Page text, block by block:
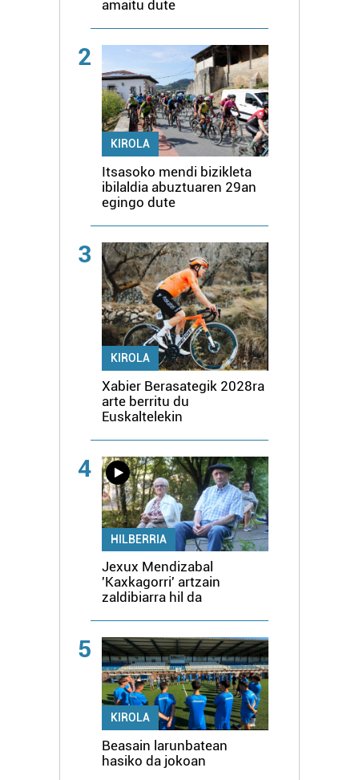
amaitu dute
2
KIROLA
Itsasoko mendi bizikleta
ibilaldia abuztuaren 29an
egingo dute
3
KIROLA
Xabier Berasategik 2028ra
arte berritu du
Euskaltelekin
4
HILBERRIA
Jexux Mendizabal
'Kaxkagorri' artzain
zaldibiarra hil da
5
KIROLA
Beasain larunbatean
hasiko da jokoan